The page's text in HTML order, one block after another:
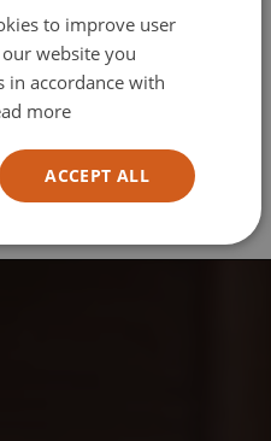
to improve user
website you
in accordance with
more
ACCEPT ALL